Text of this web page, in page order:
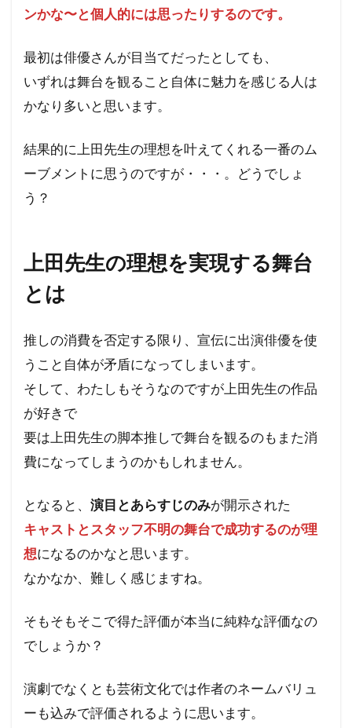
ンかな〜と個人的には思ったりするのです。
最初は俳優さんが目当てだったとしても、
いずれは舞台を観ること自体に魅力を感じる人は
かなり多いと思います。
結果的に上田先生の理想を叶えてくれる一番のム
ーブメントに思うのですが・・・。どうでしょ
う？
上田先生の理想を実現する舞台
とは
推しの消費を否定する限り、宣伝に出演俳優を使
うこと自体が矛盾になってしまいます。
そして、わたしもそうなのですが上田先生の作品
が好きで
要は上田先生の脚本推しで舞台を観るのもまた消
費になってしまうのかもしれません。
となると、 演目とあらすじのみが開示された
キャストとスタッフ不明の舞台で成功するのが理
想になるのかなと思います。
なかなか、難しく感じますね。
そもそもそこで得た評価が本当に純粋な評価なの
でしょうか？
演劇でなくとも芸術文化では作者のネームバリュ
ーも込みで評価されるように思います。